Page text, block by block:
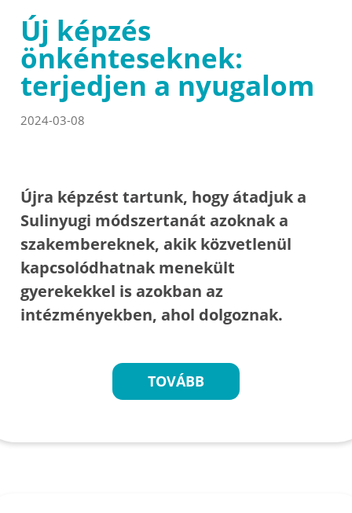
Új képzés
önkénteseknek:
terjedjen a nyugalom
2024-03-08
Újra képzést tartunk, hogy átadjuk a
Sulinyugi módszertanát azoknak a
szakembereknek, akik közvetlenül
kapcsolódhatnak menekült
gyerekekkel is azokban az
intézményekben, ahol dolgoznak.
TOVÁBB